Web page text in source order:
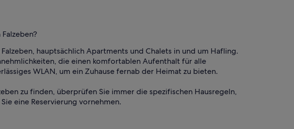
hauptsächlich Apartments und Chalets in und um Hafling.
die einen komfortablen Aufenthalt für alle
WLAN, um ein Zuhause fernab der Heimat zu bieten.
zu finden, überprüfen Sie immer die spezifischen Hausregeln,
eine Reservierung vornehmen.